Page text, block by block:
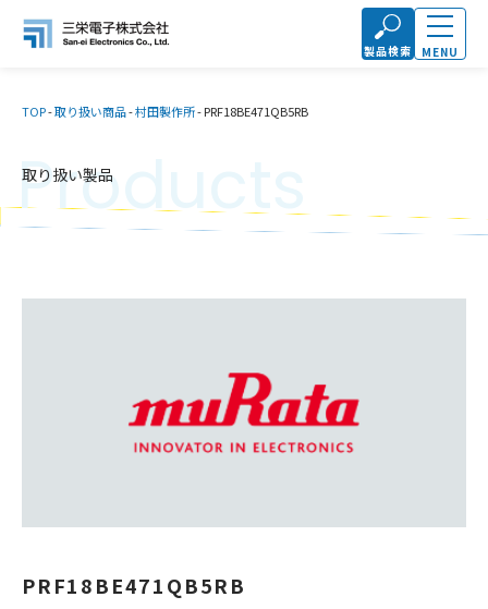
製品検索 MENU
TOP-取り扱い商品-村田製作所-PRF18BE471QB5RB
取り扱い製品
Products
PRF18BE471QB5RB